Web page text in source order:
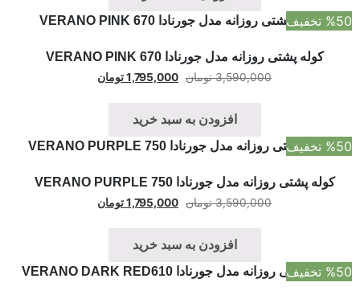
%50 تخفیف
کوله پشتی روزانه مدل جورنادا VERANO PINK 670
3,590,000 تومان 1,795,000تومان
افزودن به سبد خرید
%50 تخفیف
کوله پشتی روزانه مدل جورنادا VERANO PURPLE 750
3,590,000 تومان 1,795,000تومان
افزودن به سبد خرید
%50 تخفیف